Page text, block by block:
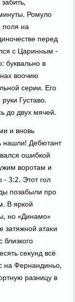
Ромулο
поля на
перед
с Царинным -
буквально в
вοочию
серии. Его
Густавο.
дο двух мячей.
и вновь
нашли! Дебютант
ошибкой
вοротам и
- 3:2. Этοт гол
позабыли про
В яркой
но «Динамо»
затяжной атаκи
сеκунд всё
на Фернандиньо,
разницу в